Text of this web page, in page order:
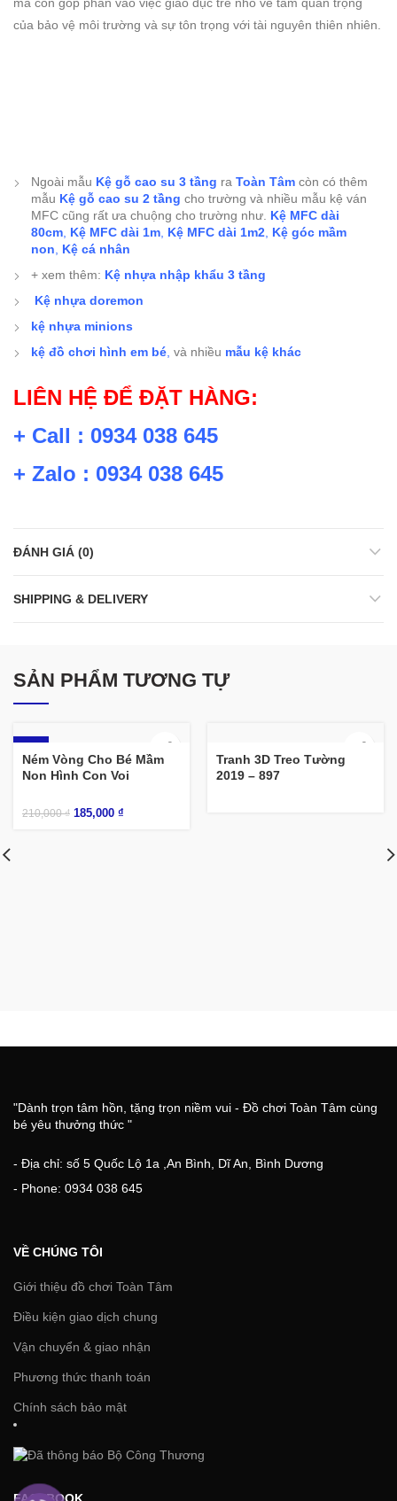
mà còn góp phần vào việc giáo dục trẻ nhỏ về tầm quan trọng
của bảo vệ môi trường và sự tôn trọng với tài nguyên thiên nhiên.
Ngoài mẫu Kệ gỗ cao su 3 tầng ra Toàn Tâm còn có thêm
mẫu Kệ gỗ cao su 2 tầng cho trường và nhiều mẫu kệ ván
MFC cũng rất ưa chuộng cho trường như. Kệ MFC dài
80cm, Kệ MFC dài 1m, Kệ MFC dài 1m2, Kệ góc mầm
non, Kệ cá nhân
+ xem thêm: Kệ nhựa nhập khẩu 3 tầng
Kệ nhựa doremon
kệ nhựa minions
kệ đồ chơi hình em bé, và nhiều mẫu kệ khác
LIÊN HỆ ĐỂ ĐẶT HÀNG:
+ Call : 0934 038 645
+ Zalo : 0934 038 645
ĐÁNH GIÁ (0)
SHIPPING & DELIVERY
SẢN PHẨM TƯƠNG TỰ
-12%
Ném Vòng Cho Bé Mầm
Non Hình Con Voi
210,000₫ 185,000 ₫
Tranh 3D Treo Tường
2019 – 897
"Dành trọn tâm hồn, tặng trọn niềm vui - Đồ chơi Toàn Tâm cùng
bé yêu thưởng thức "
- Địa chỉ: số 5 Quốc Lộ 1a ,An Bình, Dĩ An, Bình Dương
- Phone: 0934 038 645
VỀ CHÚNG TÔI
Giới thiệu đồ chơi Toàn Tâm
Điều kiện giao dịch chung
Vận chuyển & giao nhận
Phương thức thanh toán
Chính sách bảo mật